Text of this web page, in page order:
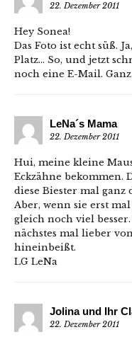
22. Dezember 2011
Hey Sonea!
Das Foto ist echt süß.
Platz… So, und jetzt
noch eine E-Mail.
LeNa´s Mama
22. Dezember 2011
Hui, meine kleine
Eckzähne bekommen.
diese Biester mal ganz
Aber, wenn sie erst
gleich noch viel
nächstes mal lieber
hineinbeißt.
LG LeNa
Jolina und Ihr
22. Dezember 2011